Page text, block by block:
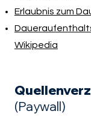
Erlaubnis zum
Wikipedia
(Paywall)